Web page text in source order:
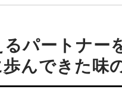
パートナー
んできた味